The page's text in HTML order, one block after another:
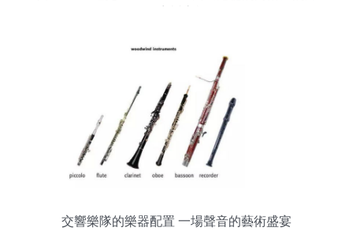
交響樂隊的樂器配置 一場聲音的藝術盛宴